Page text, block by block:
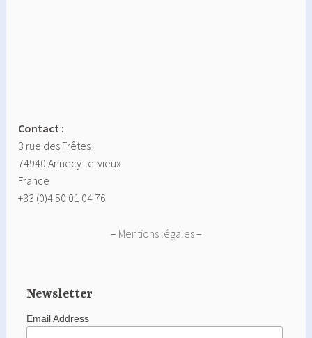
Contact :
3 rue des Frêtes
74940 Annecy-le-vieux
France
+33 (0)4 50 01 04 76
– Mentions légales–
Newsletter
Email Address